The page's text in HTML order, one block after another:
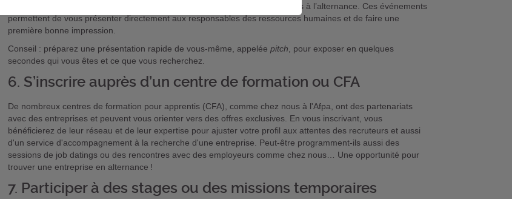
des conférences, des ateliers, des salons et autres forums de l’emploi dédiés à l’alternance. Ces événements
permettent de vous présenter directement aux responsables des ressources humaines et de faire une
première bonne impression.
Conseil : préparez une présentation rapide de vous-même, appelée pitch , pour exposer en quelques
secondes qui vous êtes et ce que vous recherchez.
6. S’inscrire auprès d’un centre de formation ou CFA
De nombreux centres de formation pour apprentis (CFA), comme chez nous à l'Afpa, ont des partenariats
avec des entreprises et peuvent vous orienter vers des offres exclusives. En vous inscrivant, vous
bénéficierez de leur réseau et de leur expertise pour ajuster votre profil aux attentes des recruteurs et aussi
d'un service d'accompagnement à la recherche d'une entreprise. Peut-être programment-ils aussi des
sessions de job datings ou des rencontres avec des employeurs comme chez nous… Une opportunité pour
trouver une entreprise en alternance !
7. Participer à des stages ou des missions temporaires